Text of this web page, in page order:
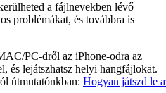
a fájlnevekben lévő
problémákat, és továbbra is
PC-dről az iPhone-odra az
és lejátszhatsz helyi hangfájlokat.
útmutatónkban: Hogyan játszd le